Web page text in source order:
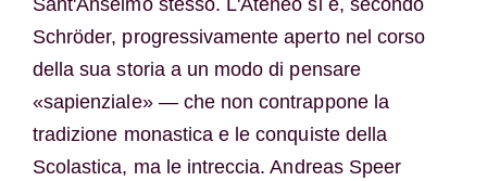
Sant'Anselmo stesso. L'Ateneo si è, secondo
Schröder, progressivamente aperto nel corso
della sua storia a un modo di pensare
«sapienziale» — che non contrappone la
tradizione monastica e le conquiste della
Scolastica, ma le intreccia. Andreas Speer